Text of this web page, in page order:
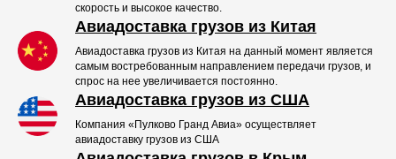
скорость и высокое качество.
Авиадоставка грузов из Китая
Авиадоставка грузов из Китая на данный момент является
самым востребованным направлением передачи грузов, и
спрос на нее увеличивается постоянно.
Авиадоставка грузов из США
Компания «Пулково Гранд Авиа» осуществляет
авиадоставку грузов из США